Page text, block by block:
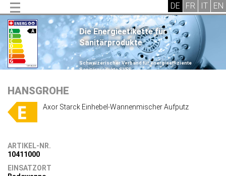
Die Energieetikette für
Sanitärprodukte
.
Schweizerischer Verband für energieeffiziente
Sanitärprodukte SVES
HANSGROHE
Axor Starck Einhebel-Wannenmischer Aufputz
ARTIKEL-NR.
10411000
EINSATZORT